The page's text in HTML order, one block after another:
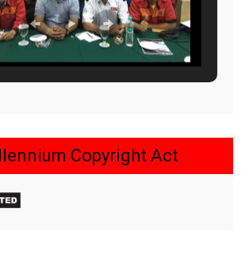
Copyright Act